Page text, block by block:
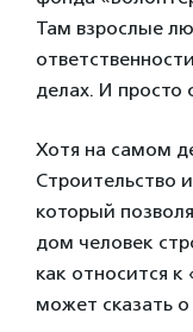
Там взрослые
делах. И просто
Хотя на самом
Строительство
который
дом человек
как относится
может сказать